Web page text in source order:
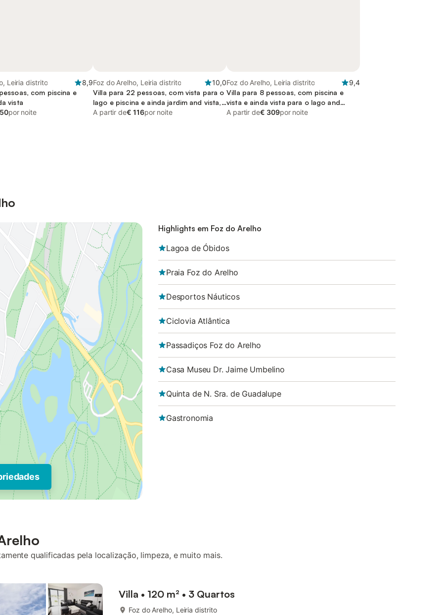
Leiria distrito
8,9
com piscina e
vista
por noite
Foz do Arelho, Leiria distrito
10,0
Villa para 22 pessoas, com vista para o
lago e piscina e ainda jardim and vista,
com animais de estimação
A partir de€ 116por noite
Foz do Arelho, Leiria distrito
9,4
Villa para 8 pessoas, com piscina e
vista e ainda vista para o lago and
terraço
A partir de€ 309por noite
Highlights em Foz do Arelho
Lagoa de Óbidos
Praia Foz do Arelho
Desportos Náuticos
Ciclovia Atlântica
Passadiços Foz do Arelho
Casa Museu Dr. Jaime Umbelino
Quinta de N. Sra. de Guadalupe
Gastronomia
qualificadas pela localização, limpeza, e muito mais.
Villa • 120 m² • 3 Quartos
Foz do Arelho, Leiria distrito